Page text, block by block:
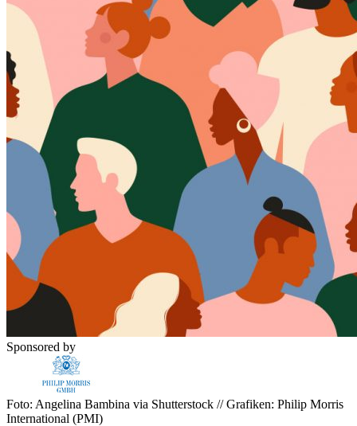
Sponsored by
Foto: Angelina Bambina via Shutterstock // Grafiken: Philip Morris
International (PMI)